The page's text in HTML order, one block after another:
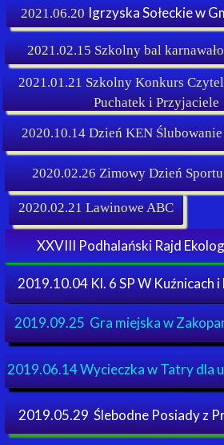
2021.06.20Igrzyska Sołeckie w
2021.02.15 Szkolny bal
2021.01.21 Szkolny Konkurs
Puchatek i Przyjaciele
2020.10.14 Dzień KEN
2020.02.26 Zimowy Dzień Sportu
2020.02.21 Lawinowe ABC
XXVIII Podhalański Rajd
2019.05.29 Ślebodne Posiady z
2019.06.14 Wycieczka w Tatry dla
2019.09.25 Gra miejska w
2019.10.04 Kl. 6 SP W Kuźnicach